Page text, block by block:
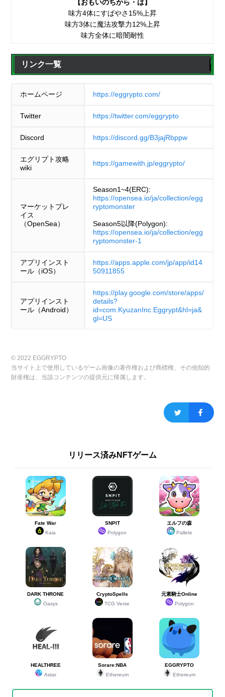
【おもいのちから・は】
味方4体にすばやさ15%上昇
味方3体に魔法攻撃力12%上昇
味方全体に暗闇耐性
リンク一覧
ホームページ https://eggrypto.com/
Twitter https://twitter.com/eggrypto
Discord https://discord.gg/B3jajRbppw
エグリプト攻略
wiki
https://gamewith.jp/eggrypto/
マーケットプレ
イス
（OpenSea）
Season1~4(ERC):
https://opensea.io/ja/collection/egg
ryptomonster
Season5以降(Polygon):
https://opensea.io/ja/collection/egg
ryptomonster-1
アプリインスト
ール（iOS）
https://apps.apple.com/jp/app/id14
50911855
アプリインスト
ール（Android）
https://play.google.com/store/apps/
details?
id=com.KyuzanInc.Eggrypt&hl=ja&
gl=US
© 2022 EGGRYPTO
当サイト上で使用しているゲーム画像の著作権および商標権、その他知的
財産権は、当該コンテンツの提供元に帰属します。
リリース済みNFTゲーム
Fate War
Kaia
SNPIT
Polygon
エルフの森
Pallete
DARK THRONE
Oasys
CryptoSpells
TCG Verse
元素騎士Online
Polygon
HEALTHREE
Astar
Sorare:NBA
Ethereum
EGGRYPTO
Ethereum